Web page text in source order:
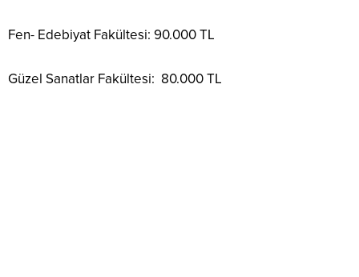
Fen- Edebiyat Fakültesi: 90.000 TL
Güzel Sanatlar Fakültesi: 80.000 TL